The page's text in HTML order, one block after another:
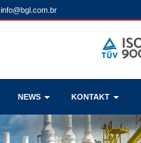
info@bgl.com.br
NEWS KONTAKT